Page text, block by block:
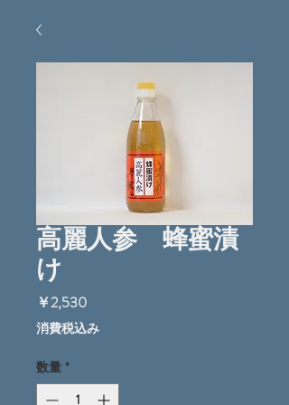
高麗人参 蜂蜜漬
け
￥2,530価
格
消費税込み
数量 *